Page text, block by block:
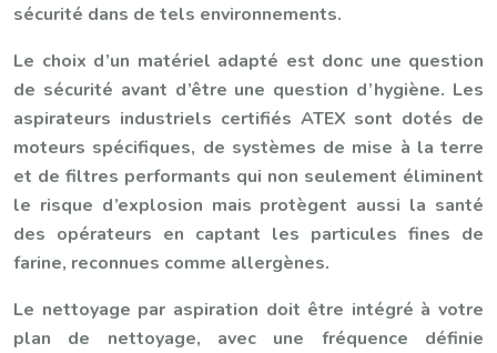
sécurité dans de tels environnements.
Le choix d’un matériel adapté est donc une question
de sécurité avant d’être une question d’hygiène. Les
aspirateurs industriels certifiés ATEX sont dotés de
moteurs spécifiques, de systèmes de mise à la terre
et de filtres performants qui non seulement éliminent
le risque d’explosion mais protègent aussi la santé
des opérateurs en captant les particules fines de
farine, reconnues comme allergènes.
Le nettoyage par aspiration doit être intégré à votre
plan de nettoyage, avec une fréquence définie